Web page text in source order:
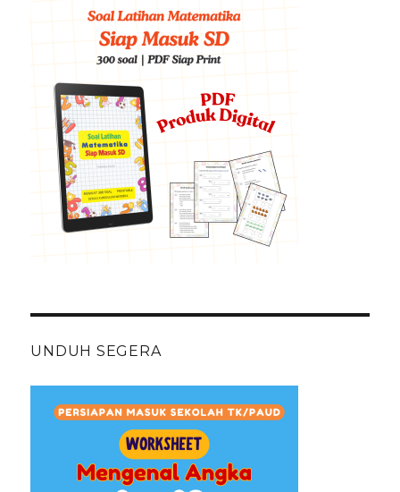
UNDUH SEGERA